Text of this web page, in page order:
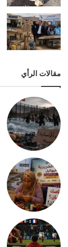
مقالات الرأي